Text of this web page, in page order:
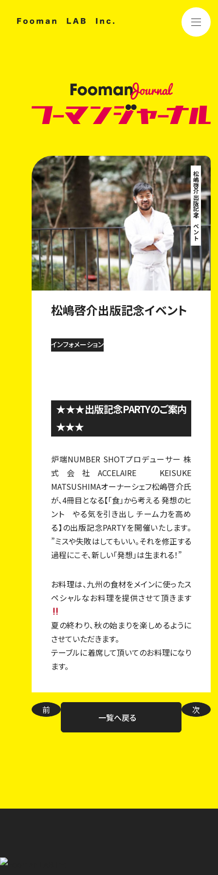
トップページ
フーマンジャーナル
私たちについて
事業内容
店舗一覧
採用情報
スタッフ紹介
松嶋啓介出版記念イベント
2018.09.03
松嶋啓介出版記念イベント
インフォメーション
★★★出版記念PARTYのご案内
★★★
炉端NUMBER SHOTプロデューサー 株
式会社ACCELAIRE KEISUKE
MATSUSHIMAオーナーシェフ松嶋啓介氏
が、4冊目となる【「食」から考える 発想のヒ
ント やる気を引き出し チーム力を高め
る】の出版記念PARTYを開催いたします。
”ミスや失敗はしてもいい。それを修正する
過程にこそ、新しい「発想」は生まれる！”
お料理は、九州の食材をメインに使ったス
ペシャルなお料理を提供させて頂きます
夏の終わり、秋の始まりを楽しめるように
させていただきます。
テーブルに着席して頂いてのお料理になり
ます。
前
一覧へ戻る
次